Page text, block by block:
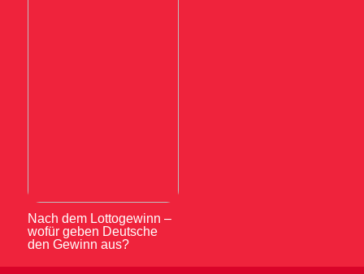
Nach dem Lottogewinn –
wofür geben Deutsche
den Gewinn aus?